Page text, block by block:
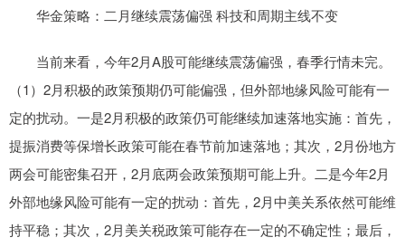
华金策略：二月继续震荡偏强 科技和周期主线不变
当前来看，今年2月A股可能继续震荡偏强，春季行情未完。
（1）2月积极的政策预期仍可能偏强，但外部地缘风险可能有一
定的扰动。一是2月积极的政策仍可能继续加速落地实施：首先，
提振消费等保增长政策可能在春节前加速落地；其次，2月份地方
两会可能密集召开，2月底两会政策预期可能上升。二是今年2月
外部地缘风险可能有一定的扰动：首先，2月中美关系依然可能维
持平稳；其次，2月美关税政策可能存在一定的不确定性；最后，